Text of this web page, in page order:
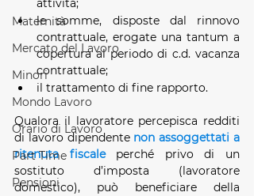
Maternità
Mercato del Lavoro
Minori
Mondo Lavoro
Orario di Lavoro
Part Time
Pensioni
attività;
le somme, disposte dal rinnovo
contrattuale, erogate una tantum a
copertura al periodo di c.d. vacanza
contrattuale;
il trattamento di fine rapporto.
Qualora il lavoratore percepisca redditi
di lavoro dipendente non assoggettati a
ritenuta fiscale perché privo di un
sostituto d’imposta (lavoratore
domestico), può beneficiare della